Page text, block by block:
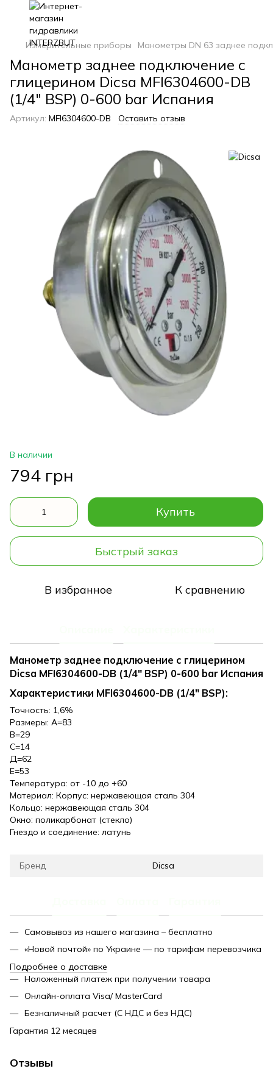
Измерительные приборы Манометры DN 63 заднее
Манометр заднее подключение с
глицерином Dicsa MFI6304600-DB
(1/4" BSP) 0-600 bar Испания
Артикул: MFI6304600-DB Оставить отзыв
В наличии
794 грн
Купить
Быстрый заказ
В избранное К сравнению
Манометр заднее подключение с глицерином
Dicsa MFI6304600-DB (1/4" BSP) 0-600 bar Испания
Характеристики MFI6304600-DB (1/4" BSP):
Точность: 1,6%
Размеры: А=83
В=29
С=14
Д=62
Е=53
Температура: от -10 до +60
Материал: Корпус: нержавеющая сталь 304
Кольцо: нержавеющая сталь 304
Окно: поликарбонат (стекло)
Гнездо и соединение: латунь
Бренд Dicsa
Самовывоз из нашего магазина – бесплатно
«Новой почтой» по Украине — по тарифам перевозчика
Подробнее о доставке
Наложенный платеж при получении товара
Онлайн-оплата Visa/ MasterCard
Безналичный расчет (С НДС и без НДС)
Гарантия 12 месяцев
Отзывы